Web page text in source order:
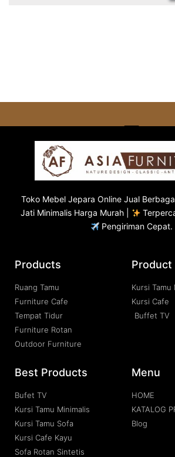
Toko Mebel Jepara Online Jual
Jati Minimalis Harga Murah |
Pengiriman Cepat.
Products
Ruang Tamu
Furniture Cafe
Tempat Tidur
Furniture Rotan
Outdoor Furniture
Product
Kursi Tamu
Kursi Cafe
Buffet TV
Best Products
Bufet TV
Kursi Tamu Minimalis
Kursi Tamu Sofa
Kursi Cafe Kayu
Sofa Rotan Sintetis
Menu
HOME
KATALOG
Blog